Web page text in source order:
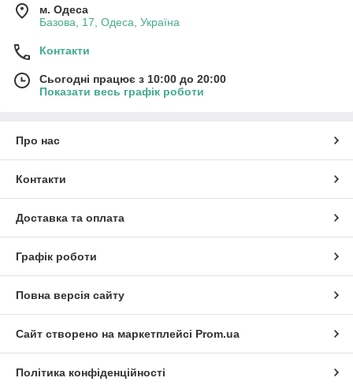
м. Одеса
Базова, 17, Одеса, Україна
Контакти
Сьогодні працює з 10:00 до 20:00
Показати весь графік роботи
Про нас
Контакти
Доставка та оплата
Графік роботи
Повна версія сайту
Сайт створено на маркетплейсі Prom.ua
Політика конфіденційності